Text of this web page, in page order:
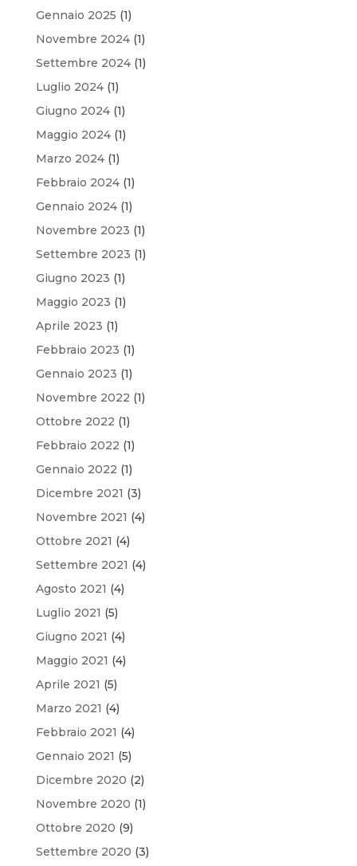
Gennaio 2025 (1)
Novembre 2024(1)
Settembre 2024(1)
Luglio 2024(1)
Giugno 2024(1)
Maggio 2024(1)
Marzo 2024(1)
Febbraio 2024(1)
Gennaio 2024(1)
Novembre 2023 (1)
Settembre 2023 (1)
Giugno 2023 (1)
Maggio 2023 (1)
Aprile 2023 (1)
Febbraio 2023 (1)
Gennaio 2023 (1)
Novembre 2022 (1)
Ottobre 2022 (1)
Febbraio 2022 (1)
Gennaio 2022 (1)
Dicembre 2021 (3)
Novembre 2021 (4)
Ottobre 2021 (4)
Settembre 2021 (4)
Agosto 2021 (4)
Luglio 2021 (5)
Giugno 2021 (4)
Maggio 2021 (4)
Aprile 2021 (5)
Marzo 2021 (4)
Febbraio 2021 (4)
Gennaio 2021 (5)
Dicembre 2020 (2)
Novembre 2020 (1)
Ottobre 2020 (9)
Settembre 2020 (3)